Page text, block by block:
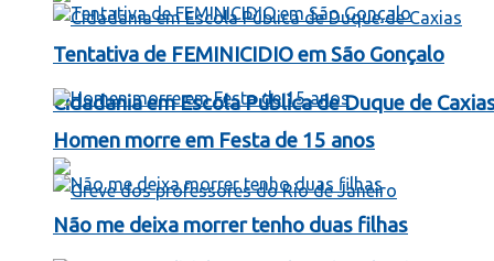
Cidadania em Escola Pública de Duque de
Tentativa de FEMINICIDIO em São Gonçalo
Homen morre em Festa de 15 anos
Não me deixa morrer tenho duas filhas